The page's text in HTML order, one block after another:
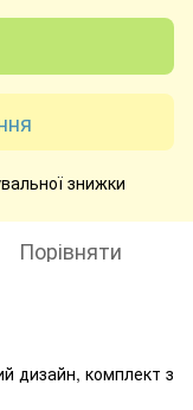
знижки
Порівняти
дизайн, комплект з